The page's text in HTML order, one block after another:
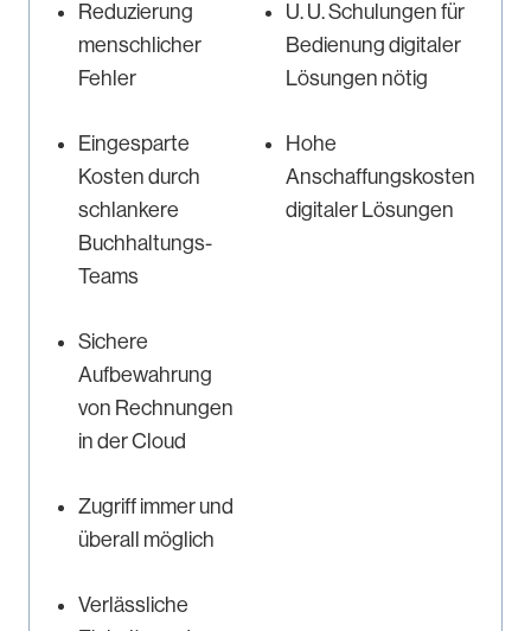
Reduzierung
menschlicher
Fehler
U. U. Schulungen für
Bedienung digitaler
Lösungen nötig
Eingesparte
Kosten durch
schlankere
Buchhaltungs-
Teams
Hohe
Anschaffungskosten
digitaler Lösungen
Sichere
Aufbewahrung
von Rechnungen
in der Cloud
Zugriff immer und
überall möglich
Verlässliche